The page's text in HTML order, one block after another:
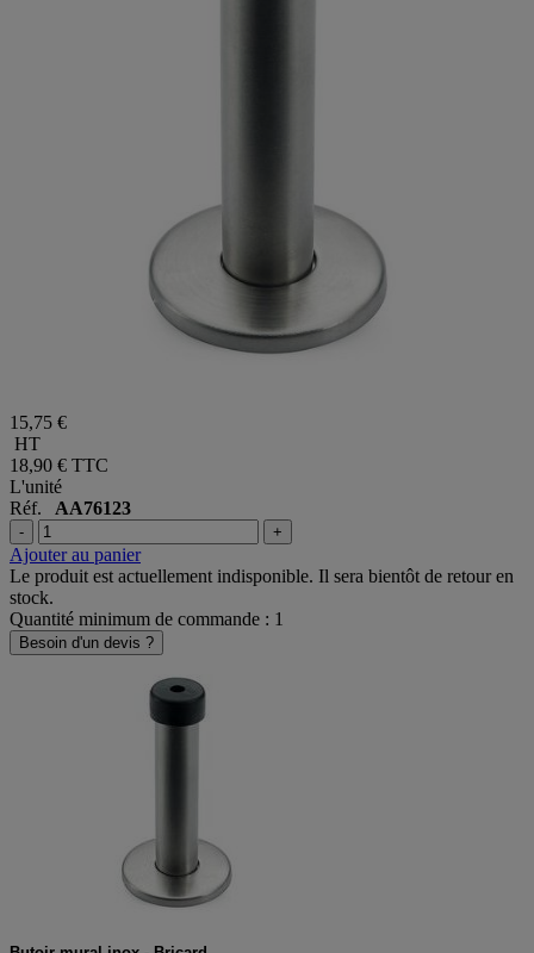
15,75 €
HT
18,90 € TTC
L'unité
Réf. AA76123
- +
Ajouter au panier
Le produit est actuellement indisponible. Il sera bientôt de retour en
stock.
Quantité minimum de commande : 1
Besoin d'un devis ?